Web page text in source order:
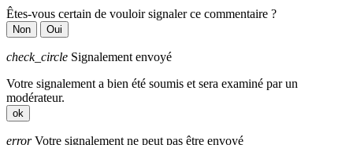
Êtes-vous certain de vouloir signaler ce commentaire ?
Non Oui
check_circle Signalement envoyé
Votre signalement a bien été soumis et sera examiné par un
modérateur.
ok
errorVotre signalement ne peut pas être envoyé